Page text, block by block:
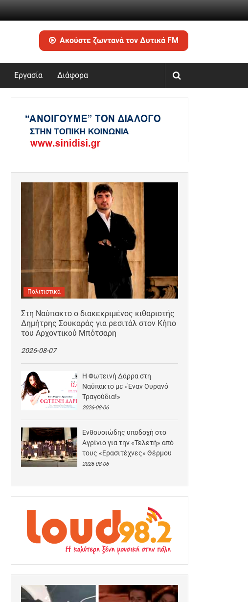
Ακούστε ζωντανά τον Δυτικά FM
Εργασία Διάφορα
Πολιτιστικά
Στη Ναύπακτο ο διακεκριμένος κιθαριστής
Δημήτρης Σουκαράς για ρεσιτάλ στον Κήπο
του Αρχοντικού Μπότσαρη
2026-08-07
Η Φωτεινή Δάρρα στη
Ναύπακτο με «Έναν Ουρανό
Τραγούδια!»
2026-08-06
Ενθουσιώδης υποδοχή στο
Αγρίνιο για την «Τελετή» από
τους «Ερασιτέχνες» Θέρμου
2026-08-06